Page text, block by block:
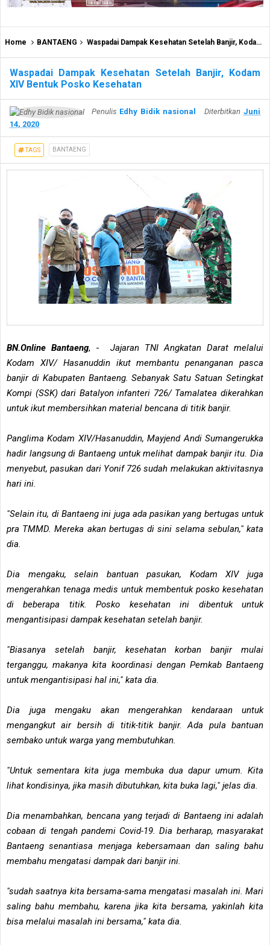
Home BANTAENG Waspadai Dampak Kesehatan Setelah Banjir, Kodam XIV Bentuk Posko Kesehatan
Waspadai Dampak Kesehatan Setelah Banjir, Kodam
XIV Bentuk Posko Kesehatan
Penulis Edhy Bidik nasional DiterbitkanJuni
14, 2020
TAGS BANTAENG
BN.Online Bantaeng, - Jajaran TNI Angkatan Darat melalui
Kodam XIV/ Hasanuddin ikut membantu penanganan pasca
banjir di Kabupaten Bantaeng. Sebanyak Satu Satuan Setingkat
Kompi (SSK) dari Batalyon infanteri 726/ Tamalatea dikerahkan
untuk ikut membersihkan material bencana di titik banjir.
Panglima Kodam XIV/Hasanuddin, Mayjend Andi Sumangerukka
hadir langsung di Bantaeng untuk melihat dampak banjir itu. Dia
menyebut, pasukan dari Yonif 726 sudah melakukan aktivitasnya
hari ini.
"Selain itu, di Bantaeng ini juga ada pasikan yang bertugas untuk
pra TMMD. Mereka akan bertugas di sini selama sebulan," kata
dia.
Dia mengaku, selain bantuan pasukan, Kodam XIV juga
mengerahkan tenaga medis untuk membentuk posko kesehatan
di beberapa titik. Posko kesehatan ini dibentuk untuk
mengantisipasi dampak kesehatan setelah banjir.
"Biasanya setelah banjir, kesehatan korban banjir mulai
terganggu, makanya kita koordinasi dengan Pemkab Bantaeng
untuk mengantisipasi hal ini," kata dia.
Dia juga mengaku akan mengerahkan kendaraan untuk
mengangkut air bersih di titik-titik banjir. Ada pula bantuan
sembako untuk warga yang membutuhkan.
"Untuk sementara kita juga membuka dua dapur umum. Kita
lihat kondisinya, jika masih dibutuhkan, kita buka lagi," jelas dia.
Dia menambahkan, bencana yang terjadi di Bantaeng ini adalah
cobaan di tengah pandemi Covid-19. Dia berharap, masyarakat
Bantaeng senantiasa menjaga kebersamaan dan saling bahu
membahu mengatasi dampak dari banjir ini.
"sudah saatnya kita bersama-sama mengatasi masalah ini. Mari
saling bahu membahu, karena jika kita bersama, yakinlah kita
bisa melalui masalah ini bersama," kata dia.